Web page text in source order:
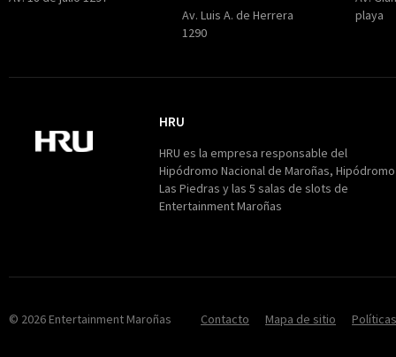
Av. Luis A. de Herrera
1290
playa
HRU
HRU es la empresa responsable del
Hipódromo Nacional de Maroñas, Hipódromo
Las Piedras y las 5 salas de slots de
Entertainment Maroñas
© 2026 Entertainment Maroñas Contacto Mapa de sitio